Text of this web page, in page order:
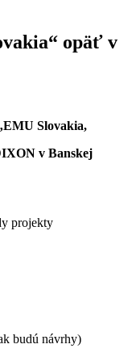
opäť v
Slovakia,
v Banskej
projekty
budú návrhy)